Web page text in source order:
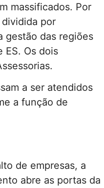
massificados. Por
por
gestão das regiões
ES. Os dois
a ser atendidos
a função de
de empresas, a
abre as portas da